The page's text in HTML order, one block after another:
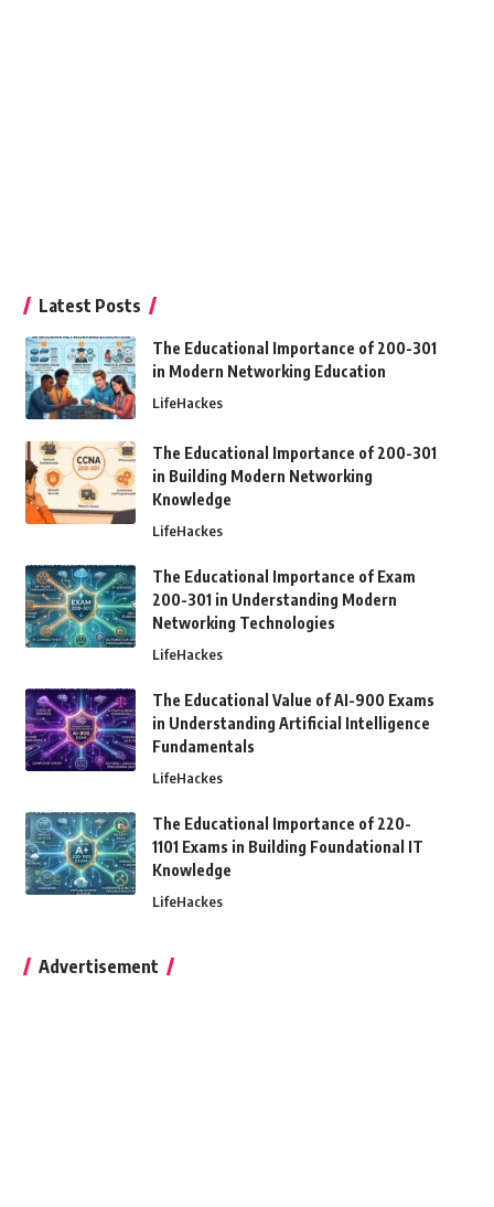
Latest Posts
The Educational Importance of 200-301
in Modern Networking Education
LifeHackes
The Educational Importance of 200-301
in Building Modern Networking
Knowledge
LifeHackes
The Educational Importance of Exam
200-301 in Understanding Modern
Networking Technologies
LifeHackes
The Educational Value of AI-900 Exams
in Understanding Artificial Intelligence
Fundamentals
LifeHackes
The Educational Importance of 220-
1101 Exams in Building Foundational IT
Knowledge
LifeHackes
Advertisement